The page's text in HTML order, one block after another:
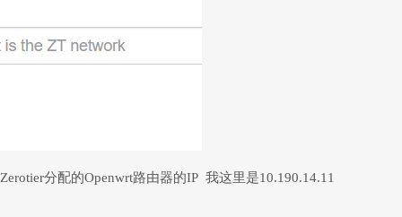
分配的Openwrt路由器的IP 我这里是10.190.14.11